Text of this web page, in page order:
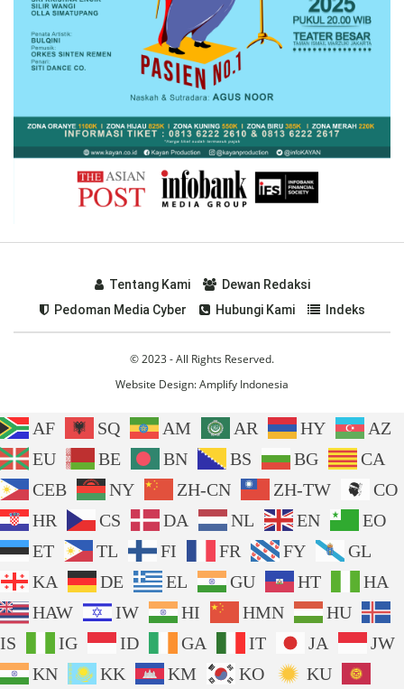
Tentang Kami
Dewan Redaksi
Pedoman Media Cyber
Hubungi Kami Indeks
© 2023 - All Rights Reserved.
Website Design:Amplify Indonesia
AF SQ AM AR HY
AZ
EU
BE BN BS BG
CA
CEB
NY ZH-CN ZH-TW
CO
HR
CS DA NL EN
EO
ET
TL FI FR FY
GL
KA
DE EL GU HT
HA
HAW
IW HI HMN
HU
IS
IG ID GA IT JA
JW
KN
KK KM KO KU